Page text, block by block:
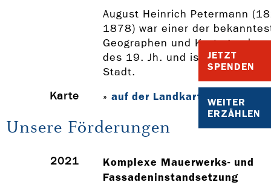
JETZT
SPENDEN
WEITER
ERZÄHLEN
August Heinrich Petermann
1878) war einer der
Geographen und Kartographen
des 19. Jh. und ist Sohn der
Stadt.
Karte
» auf der Landkarte anzeigen
Unsere Förderungen
2021
Komplexe Mauerwerks- und
Fassadeninstandsetzung